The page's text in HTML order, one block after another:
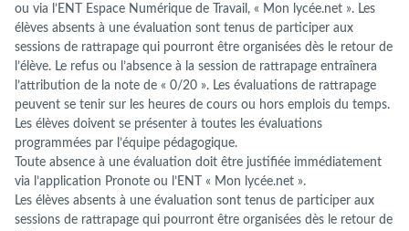
ou via l’ENT Espace Numérique de Travail, « Mon lycée.net ». Les
élèves absents à une évaluation sont tenus de participer aux
sessions de rattrapage qui pourront être organisées dès le retour de
l’élève. Le refus ou l’absence à la session de rattrapage entraînera
l’attribution de la note de « 0/20 ». Les évaluations de rattrapage
peuvent se tenir sur les heures de cours ou hors emplois du temps.
Les élèves doivent se présenter à toutes les évaluations
programmées par l’équipe pédagogique.
Toute absence à une évaluation doit être justifiée immédiatement
via l’application Pronote ou l’ENT « Mon lycée.net ».
Les élèves absents à une évaluation sont tenus de participer aux
sessions de rattrapage qui pourront être organisées dès le retour de